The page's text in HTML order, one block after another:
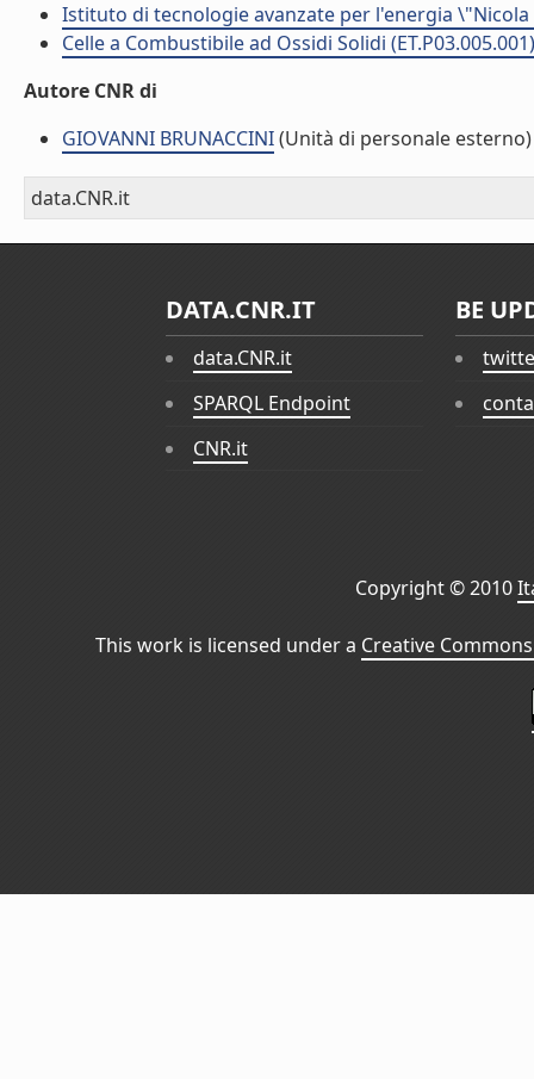
Istituto di tecnologie avanzate per l'energia \"Nicola
Celle a Combustibile ad Ossidi Solidi (ET.P03.005.001)
Autore CNR di
GIOVANNI BRUNACCINI(Unità di personale esterno)
data.CNR.it
DATA.CNR.IT
data.CNR.it
SPARQL Endpoint
CNR.it
BE
Copyright © 2010
This work is licensed under a Creative